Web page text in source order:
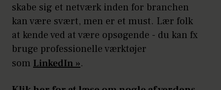
skabe sig et netværk inden for branchen
kan være svært, men er et must. Lær folk
at kende ved at være opsøgende - du kan fx
bruge professionelle værktøjer
som LinkedIn ».